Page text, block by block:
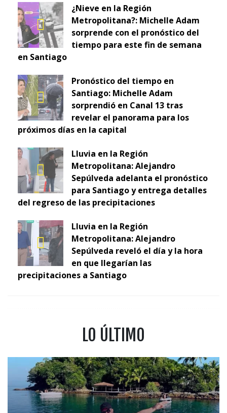
¿Nieve en la Región
Metropolitana?: Michelle Adam
sorprende con el pronóstico del
tiempo para este fin de semana
en Santiago
Pronóstico del tiempo en
Santiago: Michelle Adam
sorprendió en Canal 13 tras
revelar el panorama para los
próximos días en la capital
Lluvia en la Región
Metropolitana: Alejandro
Sepúlveda adelanta el pronóstico
para Santiago y entrega detalles
del regreso de las precipitaciones
Lluvia en la Región
Metropolitana: Alejandro
Sepúlveda reveló el día y la hora
en que llegarían las
precipitaciones a Santiago
LO ÚLTIMO